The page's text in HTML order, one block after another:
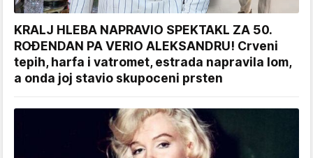
KRALJ HLEBA NAPRAVIO SPEKTAKL ZA 50.
ROĐENDAN PA VERIO ALEKSANDRU! Crveni
tepih, harfa i vatromet, estrada napravila lom,
a onda joj stavio skupoceni prsten